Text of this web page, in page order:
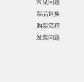
常见问题
票品退换
购票流程
发票问题